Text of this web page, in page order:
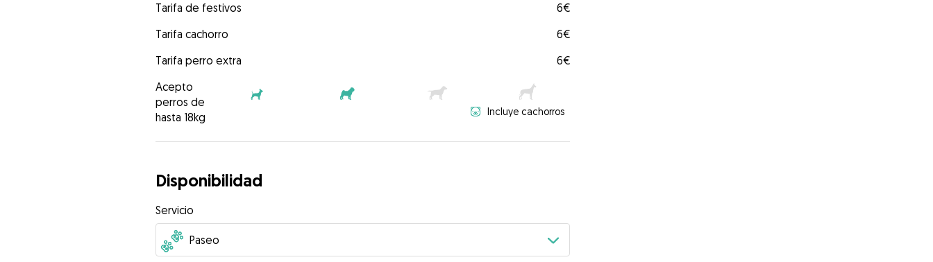
Tarifa de festivos
6€
Tarifa cachorro
6€
Tarifa perro extra
6€
Acepto
perros de
hasta 18kg
Incluye cachorros
Disponibilidad
Servicio